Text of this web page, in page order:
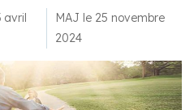
avril
MAJ le 25 novembre
2024